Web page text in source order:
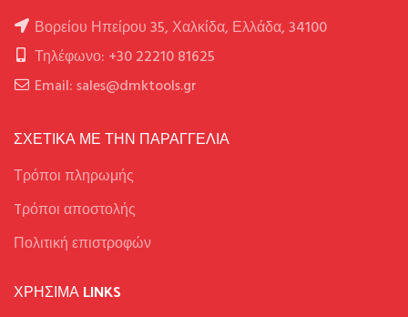
Βορείου Ηπείρου 35, Χαλκίδα, Ελλάδα, 34100
Τηλέφωνο: +30 22210 81625
Email: sales@dmktools.gr
ΣΧΕΤΙΚΑ ΜΕ ΤΗΝ ΠΑΡΑΓΓΕΛΙΑ
Τρόποι πληρωμής
Tρόποι αποστολής
Πολιτική επιστροφών
ΧΡΉΣΙΜΑ LINKS